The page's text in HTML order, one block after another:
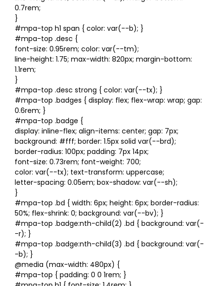
0.7rem;
}
#mpa-top h1 span { color: var(--b); }
#mpa-top .desc {
font-size: 0.95rem; color: var(--tm);
line-height: 1.75; max-width: 820px; margin-bottom:
1.1rem;
}
#mpa-top .desc strong { color: var(--tx); }
#mpa-top .badges { display: flex; flex-wrap: wrap; gap:
0.6rem; }
#mpa-top .badge {
display: inline-flex; align-items: center; gap: 7px;
background: #fff; border: 1.5px solid var(--brd);
border-radius: 100px; padding: 7px 14px;
font-size: 0.73rem; font-weight: 700;
color: var(--tx); text-transform: uppercase;
letter-spacing: 0.05em; box-shadow: var(--sh);
}
#mpa-top .bd { width: 6px; height: 6px; border-radius:
50%; flex-shrink: 0; background: var(--bv); }
#mpa-top .badge:nth-child(2) .bd { background: var(-
-r); }
#mpa-top .badge:nth-child(3) .bd { background: var(-
-b); }
@media (max-width: 480px) {
#mpa-top { padding: 0 0 1rem; }